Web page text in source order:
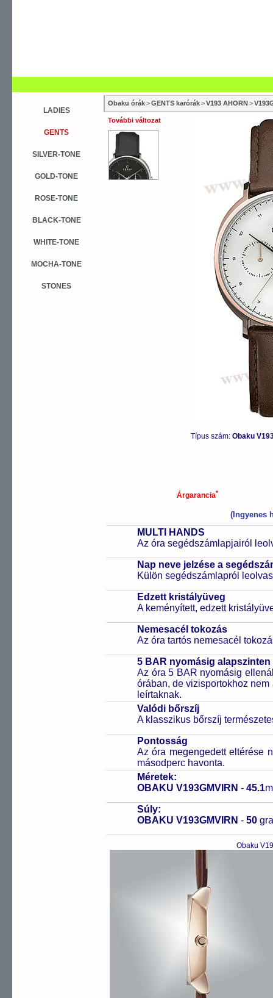
LADIES
GENTS
SILVER-TONE
GOLD-TONE
ROSE-TONE
BLACK-TONE
WHITE-TONE
MOCHA-TONE
STONES
Obaku órák>GENTS karórák>V193 AHORN>
További változat
Típus szám: Obaku
Árgarancia*
(Ingyenes
MULTI HANDS
Az óra segédszámlapjairól
Nap neve jelzése a
Külön segédszámlapról
Edzett kristályüveg
A keményített, edzett
Nemesacél tokozás
Az óra tartós nemesacél
5 BAR nyomásig alapszinten
Az óra 5 BAR nyomásig
órában, de vizisportokhoz
leírtaknak.
Valódi bőrszíj
A klasszikus bőrszíj
Pontosság
Az óra megengedett eltérése
másodperc havonta.
Méretek:
OBAKU V193GMVIRN - 45.1
Súly:
OBAKU V193GMVIRN - 50
Obaku